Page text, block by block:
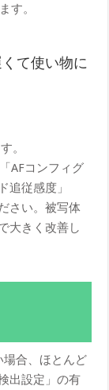
す。
て使い物に
。
AFコンフィグ
追従感度」
さい。被写体
大きく改善し
場合、ほとんど
出設定」の有